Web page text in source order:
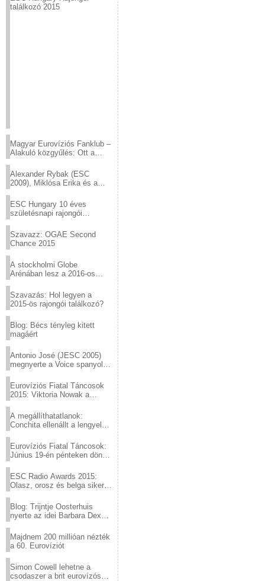
találkozó 2015
Magyar Eurovíziós Fanklub –
Alakuló közgyűlés: Ott a
Alexander Rybak (ESC
2009), Miklósa Erika és a
sztárjai a Margitszigeten
ESC Hungary 10 éves
születésnapi rajongói
Szavazz: OGAE Second
Chance 2015
A stockholmi Globe
Arénában lesz a 2016-os
Szavazás: Hol legyen a
2015-ös rajongói találkozó?
Blog: Bécs tényleg kitett
magáért
Antonio José (JESC 2005)
megnyerte a Voice spanyol
Eurovíziós Fiatal Táncosok
2015: Viktoria Nowak a
A megállíthatatlanok:
Conchita ellenállt a lengyel
Eurovíziós Fiatal Táncosok:
Június 19-én pénteken döntő
ESC Radio Awards 2015:
Olasz, orosz és belga siker,
Blog: Trijntje Oosterhuis
nyerte az idei Barbara Dex
Majdnem 200 millióan nézték
a 60. Eurovíziót
Simon Cowell lehetne a
csodaszer a brit eurovízós